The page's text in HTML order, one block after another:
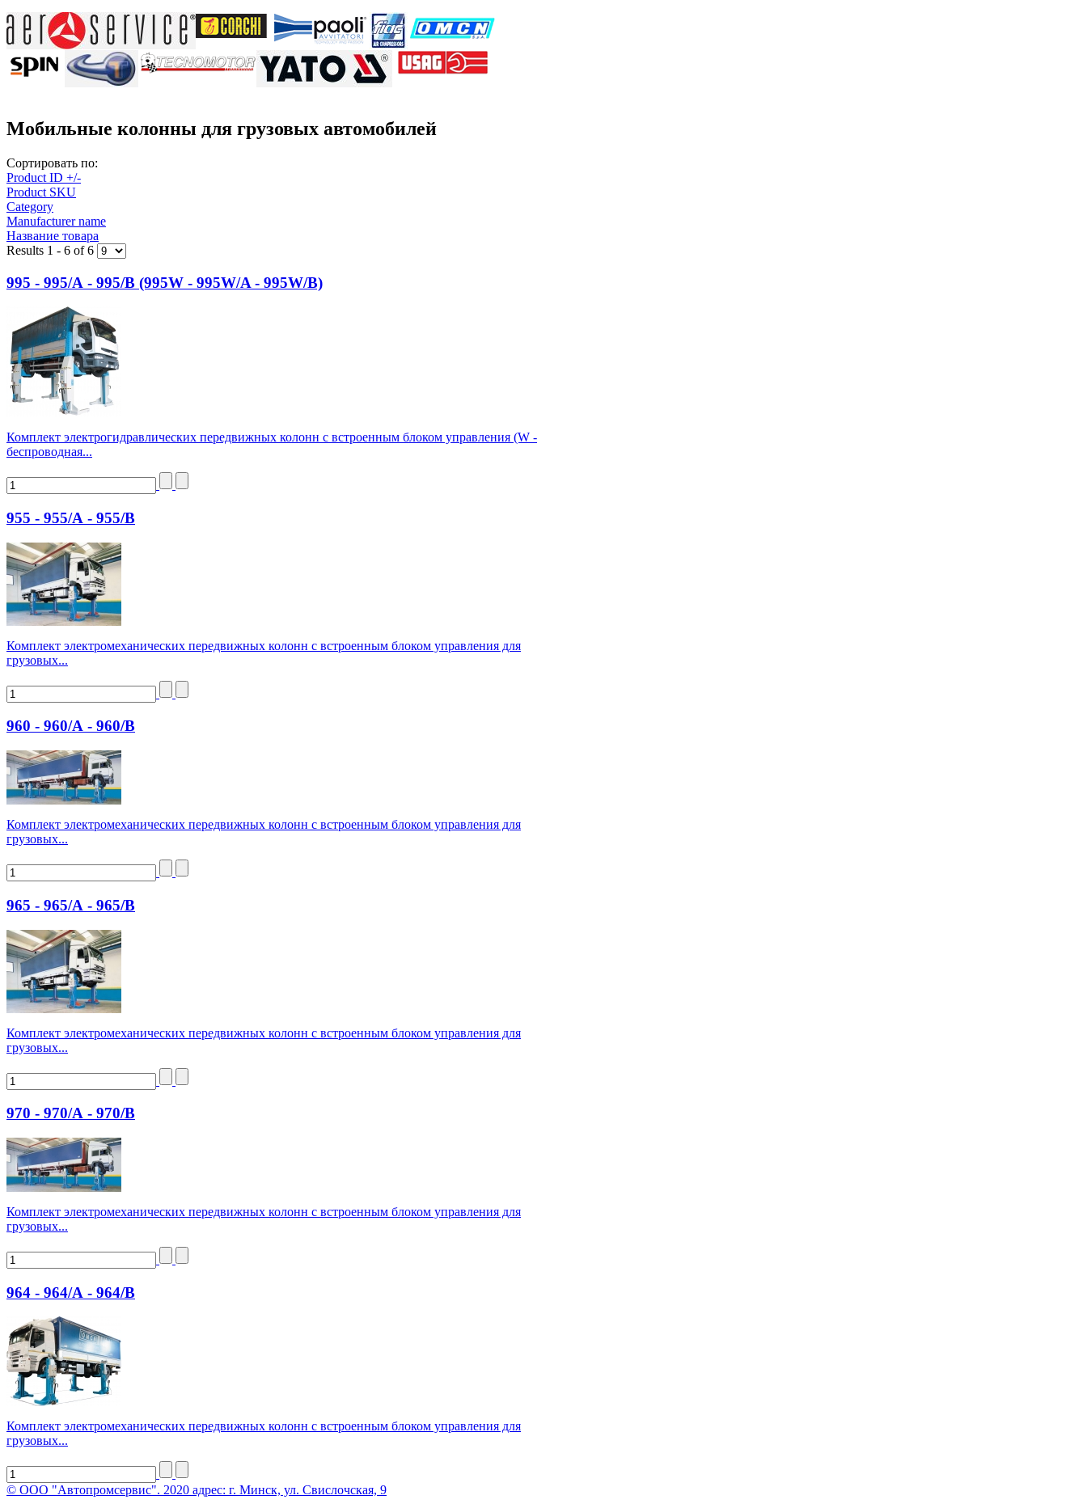
Мобильные колонны для грузовых автомобилей
Сортировать по:
Product ID +/-
Product SKU
Category
Manufacturer name
Название товара
Results 1 - 6 of 6
995 - 995/А - 995/В (995W - 995W/A - 995W/B)
Комплект электрогидравлических передвижных колонн с встроенным блоком управления (W -
беспроводная...
955 - 955/А - 955/В
Комплект электромеханических передвижных колонн с встроенным блоком управления для
грузовых...
960 - 960/А - 960/В
Комплект электромеханических передвижных колонн с встроенным блоком управления для
грузовых...
965 - 965/А - 965/В
Комплект электромеханических передвижных колонн с встроенным блоком управления для
грузовых...
970 - 970/А - 970/В
Комплект электромеханических передвижных колонн с встроенным блоком управления для
грузовых...
964 - 964/А - 964/В
Комплект электромеханических передвижных колонн с встроенным блоком управления для
грузовых...
© ООО "Автопромсервис". 2020 адрес: г. Минск, ул. Свислочская, 9